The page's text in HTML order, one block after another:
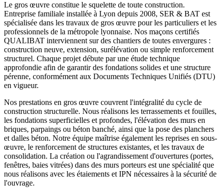
Le gros œuvre constitue le squelette de toute construction.
Entreprise familiale installée à Lyon depuis 2008, SER & BAT est
spécialisée dans les travaux de gros œuvre pour les particuliers et les
professionnels de la métropole lyonnaise. Nos maçons certifiés
QUALIBAT interviennent sur des chantiers de toutes envergures :
construction neuve, extension, surélévation ou simple renforcement
structurel. Chaque projet débute par une étude technique
approfondie afin de garantir des fondations solides et une structure
pérenne, conformément aux Documents Techniques Unifiés (DTU)
en vigueur.
Nos prestations en gros œuvre couvrent l'intégralité du cycle de
construction structurelle. Nous réalisons les terrassements et fouilles,
les fondations superficielles et profondes, l'élévation des murs en
briques, parpaings ou béton banché, ainsi que la pose des planchers
et dalles béton. Notre équipe maîtrise également les reprises en sous-
œuvre, le renforcement de structures existantes, et les travaux de
consolidation. La création ou l'agrandissement d'ouvertures (portes,
fenêtres, baies vitrées) dans des murs porteurs est une spécialité que
nous réalisons avec les étaiements et IPN nécessaires à la sécurité de
l'ouvrage.